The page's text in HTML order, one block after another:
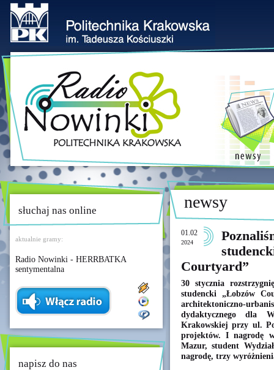
słuchaj nas online
aktualnie gramy:
Radio Nowinki - HERRBATKA
sentymentalna
napisz do nas
newsy
01.02
2024
Courtyard”
30 stycznia
studencki „Łobzów
architektoniczno-
dydaktycznego dla
Krakowskiej przy ul.
projektów. I nagrodę
Mazur, student
nagrodę, trzy